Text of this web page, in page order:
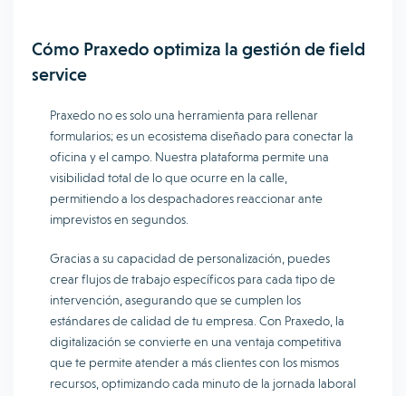
Cómo Praxedo optimiza la gestión de field
service
Praxedo no es solo una herramienta para rellenar
formularios; es un ecosistema diseñado para conectar la
oficina y el campo. Nuestra plataforma permite una
visibilidad total de lo que ocurre en la calle,
permitiendo a los despachadores reaccionar ante
imprevistos en segundos.
Gracias a su capacidad de personalización, puedes
crear flujos de trabajo específicos para cada tipo de
intervención, asegurando que se cumplen los
estándares de calidad de tu empresa. Con Praxedo, la
digitalización se convierte en una ventaja competitiva
que te permite atender a más clientes con los mismos
recursos, optimizando cada minuto de la jornada laboral